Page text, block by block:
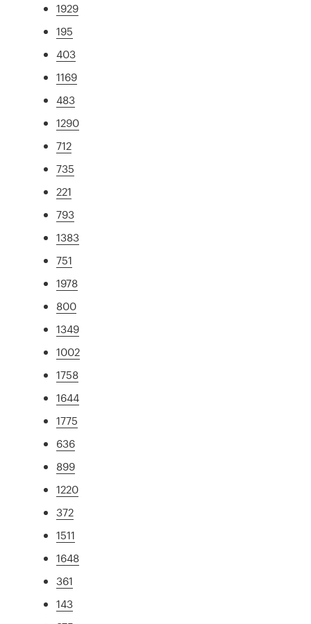
1929
195
403
1169
483
1290
712
735
221
793
1383
751
1978
800
1349
1002
1758
1644
1775
636
899
1220
372
1511
1648
361
143